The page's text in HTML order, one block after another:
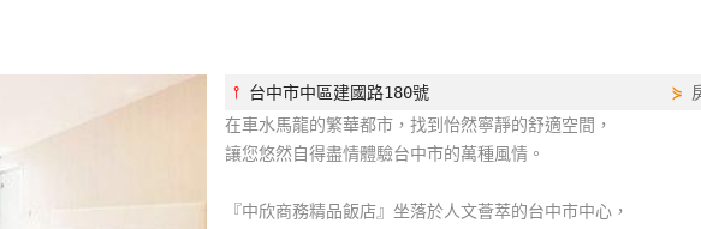
⫯ 台中市中區建國路180號 ⋟
在車水馬龍的繁華都市，找到怡然寧靜的舒適空間，
讓您悠然自得盡情體驗台中市的萬種風情。
『中欣商務精品飯店』坐落於人文薈萃的台中市中心，